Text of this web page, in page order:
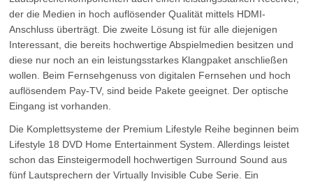
der die Medien in hoch auflösender Qualität mittels HDMI-
Anschluss überträgt. Die zweite Lösung ist für alle diejenigen
Interessant, die bereits hochwertige Abspielmedien besitzen und
diese nur noch an ein leistungsstarkes Klangpaket anschließen
wollen. Beim Fernsehgenuss von digitalen Fernsehen und hoch
auflösendem Pay-TV, sind beide Pakete geeignet. Der optische
Eingang ist vorhanden.
Die Komplettsysteme der Premium Lifestyle Reihe beginnen beim
Lifestyle 18 DVD Home Entertainment System. Allerdings leistet
schon das Einsteigermodell hochwertigen Surround Sound aus
fünf Lautsprechern der Virtually Invisible Cube Serie. Ein